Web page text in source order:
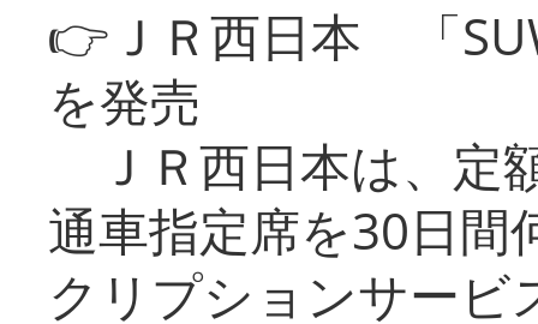
👉ＪＲ西日本 「
を発売
ＪＲ西日本は、定
通車指定席を30日間
クリプションサービ